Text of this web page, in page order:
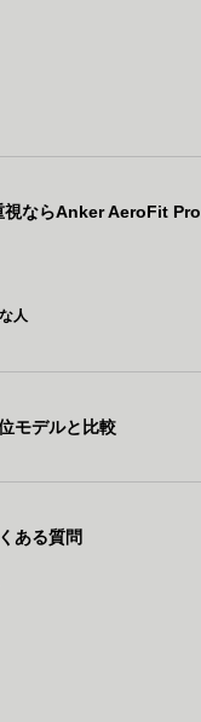
視ならAnker AeroFit Pro
人
モデルと比較
ある質問